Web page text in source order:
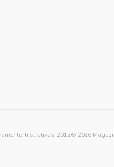
ilustrativas, 2012© 2026